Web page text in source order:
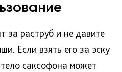
за раструб и не давите
Если взять его за эску
саксофона может